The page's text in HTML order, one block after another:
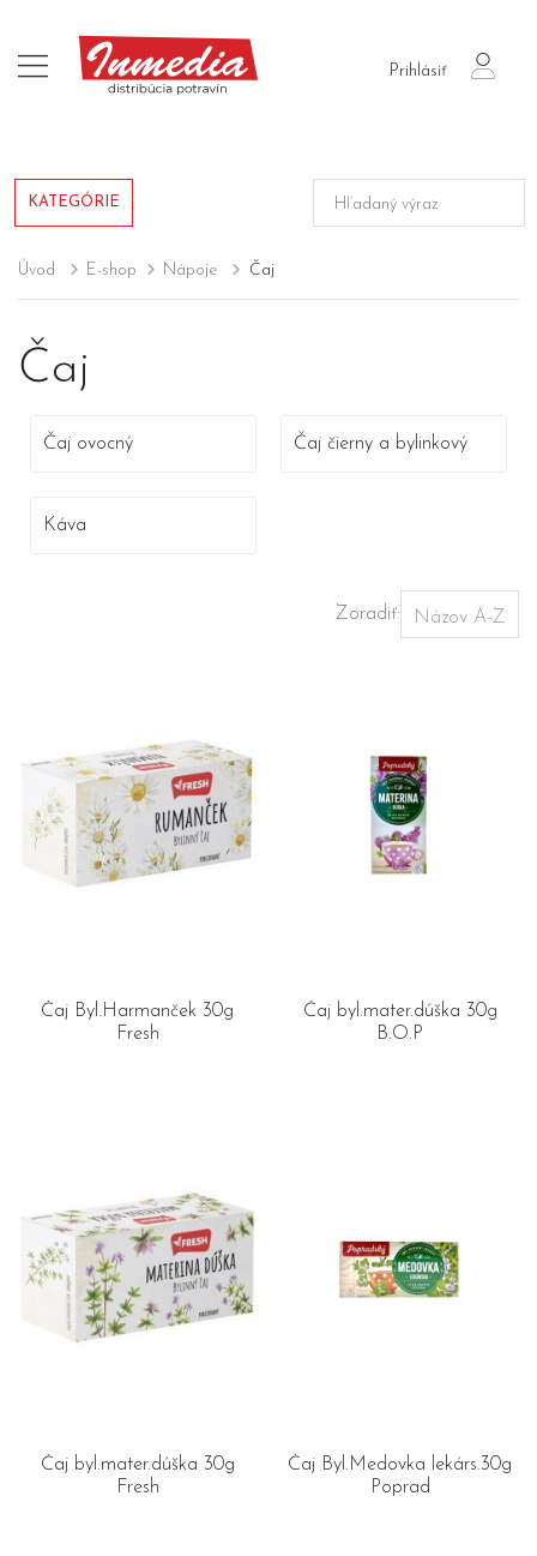
Prihlásiť
login
KATEGÓRIE
Úvod E-shop Nápoje Čaj
Čaj
Čaj ovocný Čaj čierny a bylinkový
Káva
Zoradiť:
Čaj Byl.Harmanček 30g
Fresh
Čaj byl.mater.dúška 30g
B.O.P
Čaj byl.mater.dúška 30g
Fresh
Čaj Byl.Medovka lekárs.30g
Poprad